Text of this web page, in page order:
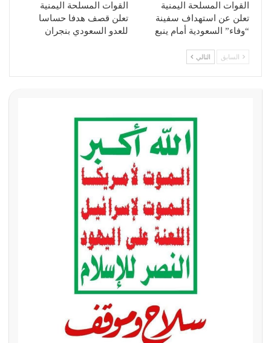
القوات المسلحة اليمنية
تعلن عن استهداف سفينة
“وفاء” السعودية أمام ينبع
القوات المسلحة اليمنية
تعلن قصف هدفا حساسا
للعدو السعودي بنجران
السابق التالي